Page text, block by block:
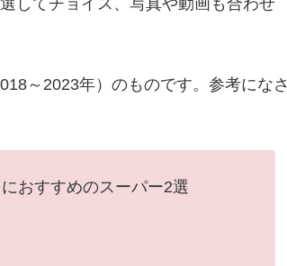
してチョイス、写真や動画も合わせ
～2023年）のものです。参考になさ
おすすめのスーパー2選